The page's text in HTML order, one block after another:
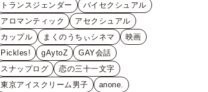
トランスジェンダー
バイセクシュアル
アロマンティック
アセクシュアル
カップル
まくのうちぃシネマ
映画
Pickles!
gAytoZ
GAY会話
スナップログ
恋の三十一文字
東京アイスクリーム男子
anone.